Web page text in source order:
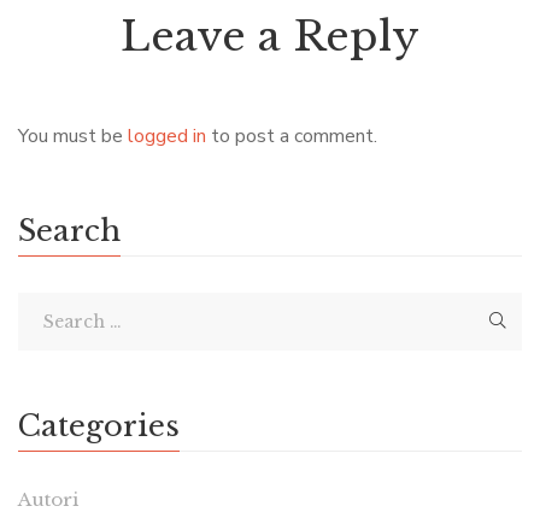
Leave a Reply
You must be logged in to post a comment.
Search
Categories
Autori